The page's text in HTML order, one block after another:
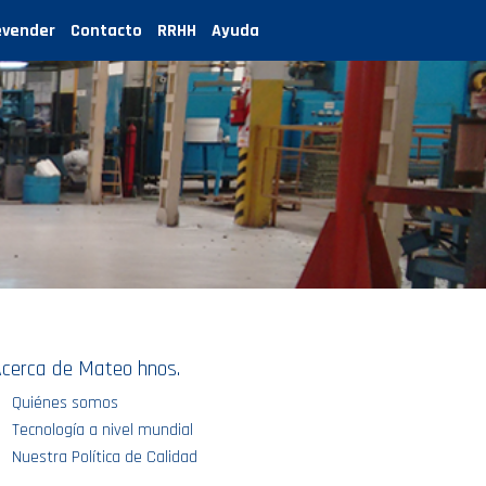
Contacto RRHH Ayuda
de Mateo hnos.
Quiénes somos
Tecnología a nivel mundial
Nuestra Política de Calidad